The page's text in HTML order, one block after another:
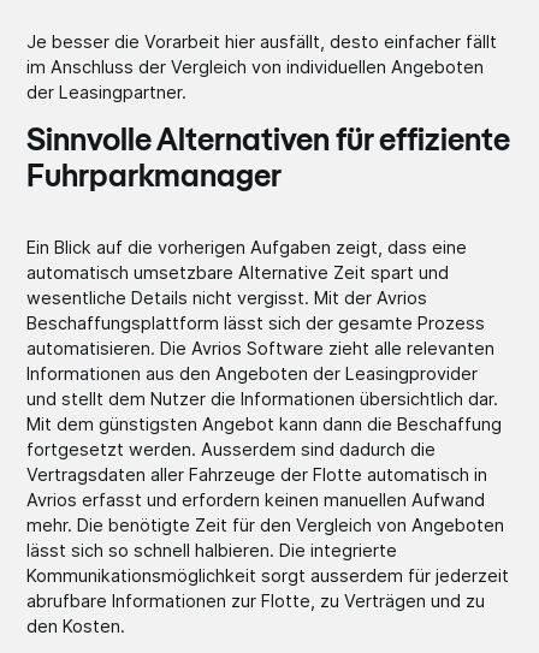
Je besser die Vorarbeit hier ausfällt, desto einfacher fällt
im Anschluss der Vergleich von individuellen Angeboten
der Leasingpartner.
Sinnvolle Alternativen für effiziente
Fuhrparkmanager
Ein Blick auf die vorherigen Aufgaben zeigt, dass eine
automatisch umsetzbare Alternative Zeit spart und
wesentliche Details nicht vergisst. Mit der Avrios
Beschaffungsplattform lässt sich der gesamte Prozess
automatisieren. Die Avrios Software zieht alle relevanten
Informationen aus den Angeboten der Leasingprovider
und stellt dem Nutzer die Informationen übersichtlich dar.
Mit dem günstigsten Angebot kann dann die Beschaffung
fortgesetzt werden. Ausserdem sind dadurch die
Vertragsdaten aller Fahrzeuge der Flotte automatisch in
Avrios erfasst und erfordern keinen manuellen Aufwand
mehr. Die benötigte Zeit für den Vergleich von Angeboten
lässt sich so schnell halbieren. Die integrierte
Kommunikationsmöglichkeit sorgt ausserdem für jederzeit
abrufbare Informationen zur Flotte, zu Verträgen und zu
den Kosten.